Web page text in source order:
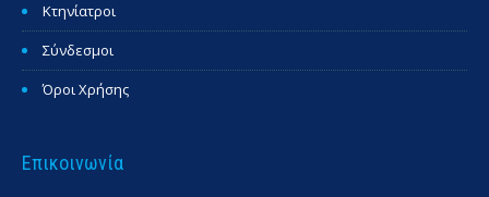
Κτηνίατροι
Σύνδεσμοι
Όροι Χρήσης
Επικοινωνία